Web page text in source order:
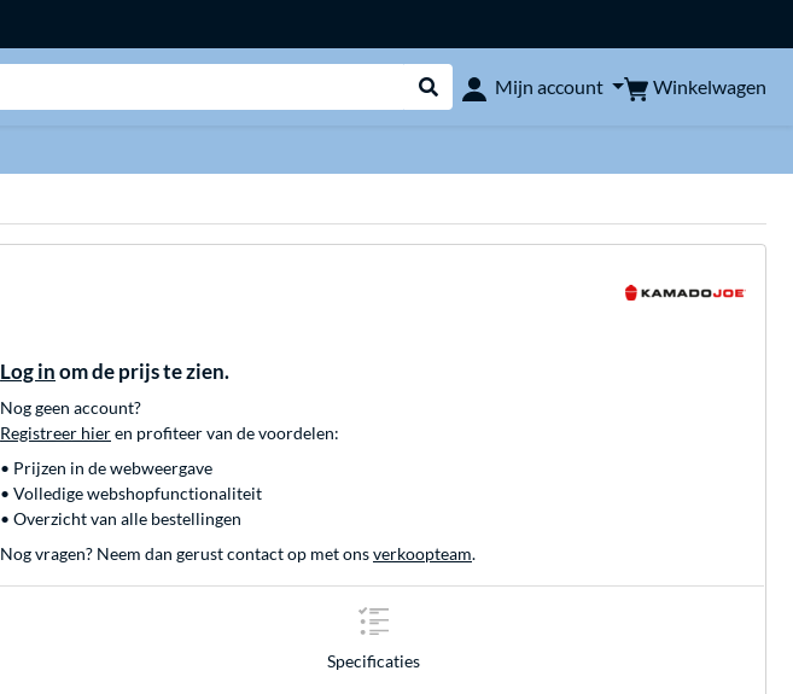
Webshop doorzoeken
Mijn account Winkelwagen
Log in om de prijs te zien.
Nog geen account?
Registreer hieren profiteer van de voordelen:
• Prijzen in de webweergave
• Volledige webshopfunctionaliteit
• Overzicht van alle bestellingen
Nog vragen? Neem dan gerust contact op met onsverkoopteam.
Specificaties